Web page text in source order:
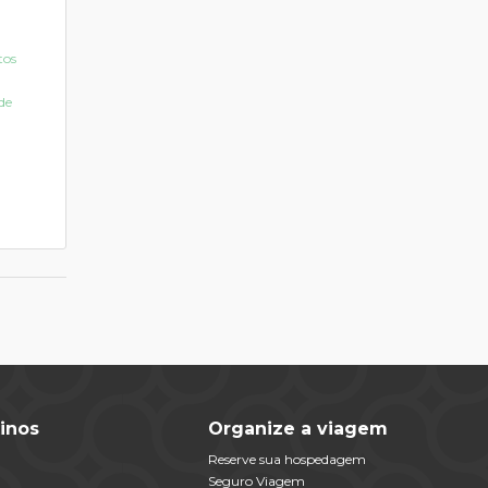
Organize a viagem
Reserve sua hospedagem
Seguro Viagem